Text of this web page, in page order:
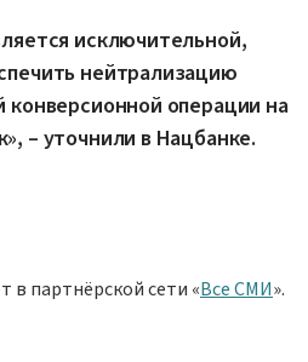
исключительной,
нейтрализацию
конверсионной операции на
– уточнили в Нацбанке.
в партнёрской сети «Все СМИ».